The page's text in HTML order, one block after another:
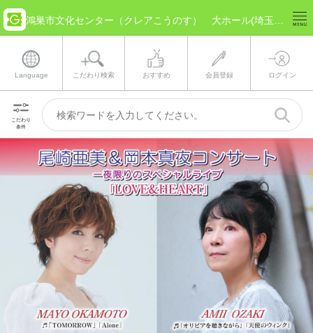
Language こだわり検索 おすすめ 会員登録 ログイン
こだわり
条件